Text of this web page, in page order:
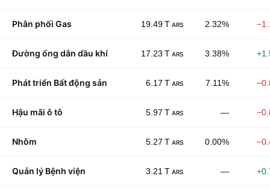
Phân phối Gas 19.49 T ARS 2.32%
Đường ống dẫn dầu khí 17.23 T ARS 3.38%
Phát triển Bất động sản 6.17 T ARS 7.11%
Hậu mãi ô tô 5.97 T ARS —
Nhôm 5.27 T ARS 0.00%
Quản lý Bệnh viện 3.21 T ARS —